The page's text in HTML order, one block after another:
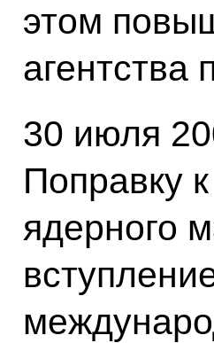
этом
30 июля
Поправку
ядерного